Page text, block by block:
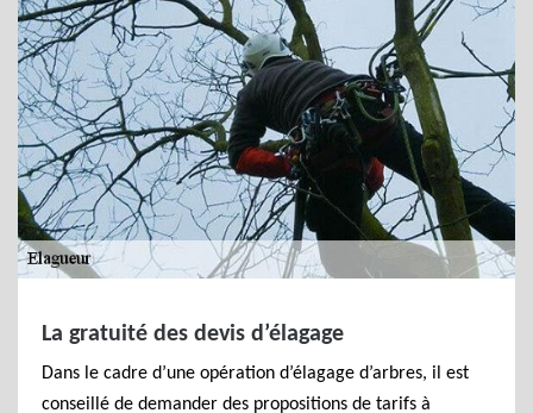
La gratuité des devis d’élagage
Dans le cadre d’une opération d’élagage d’arbres, il est
conseillé de demander des propositions de tarifs à